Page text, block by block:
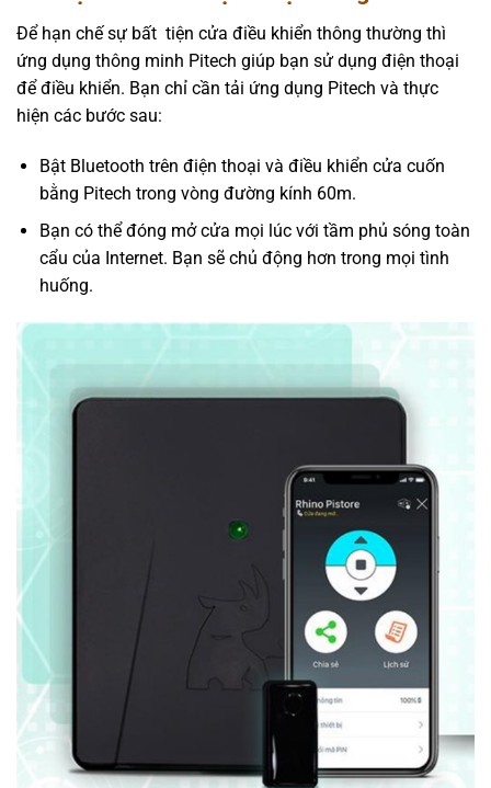
Để hạn chế sự bất tiện cửa điều khiển thông thường thì
ứng dụng thông minh Pitech giúp bạn sử dụng điện thoại
để điều khiển. Bạn chỉ cần tải ứng dụng Pitech và thực
hiện các bước sau:
Bật Bluetooth trên điện thoại và điều khiển cửa cuốn
bằng Pitech trong vòng đường kính 60m.
Bạn có thể đóng mở cửa mọi lúc với tầm phủ sóng toàn
cẩu của Internet. Bạn sẽ chủ động hơn trong mọi tình
huống.